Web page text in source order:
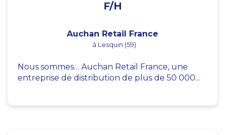
F/H
Auchan Retail France
à Lesquin (59)
Nous sommes… Auchan Retail France, une
entreprise de distribution de plus de 50 000...